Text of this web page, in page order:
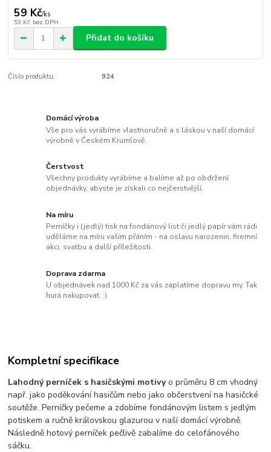
59 Kč/ks
53 Kč bez DPH
Přidat do košíku
Číslo produktu: 924
Domácí výroba
Vše pro vás vyrábíme vlastnoručně a s láskou v naší domácí
výrobně v Českém Krumlově.
Čerstvost
Všechny produkty vyrábíme a balíme až po obdržení
objednávky, abyste je získali co nejčerstvější.
Na míru
Perníčky i (jedlý) tisk na fondánový list či jedlý papír vám rádi
uděláme na míru vašim přáním - na oslavu narozenin, firemní
akci, svatbu a další příležitosti.
Doprava zdarma
U objednávek nad 1000 Kč za vás zaplatíme dopravu my. Tak
hurá nakupovat. :)
Kompletní specifikace
Lahodný perníček s hasičskými motivyo průměru 8 cm vhodný
např. jako poděkování hasičům nebo jako občerstvení na hasičcké
soutěže. Perníčky pečeme a zdobíme fondánovým listem s jedlým
potiskem a ručně královskou glazurou v naší domácí výrobně.
Následně hotový perníček pečlivě zabalíme do celofánového
sáčku.